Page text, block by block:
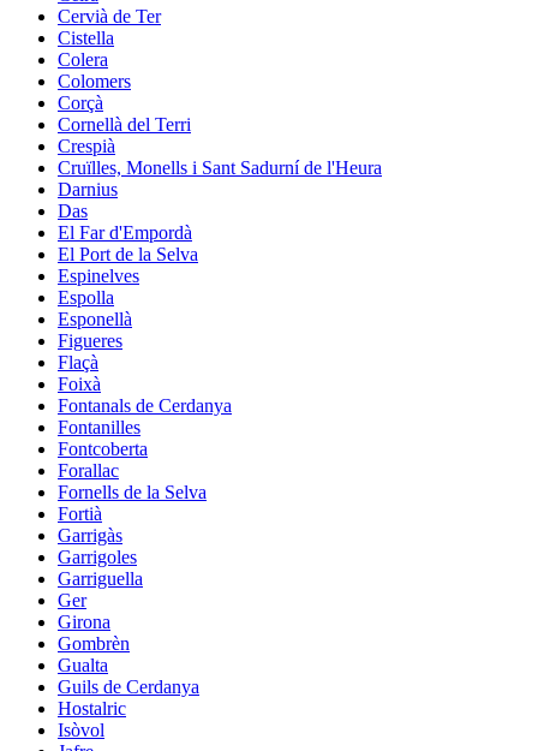
Cervià de Ter
Cistella
Colera
Colomers
Corçà
Cornellà del Terri
Crespià
Cruïlles, Monells i Sant Sadurní de l'Heura
Darnius
Das
El Far d'Empordà
El Port de la Selva
Espinelves
Espolla
Esponellà
Figueres
Flaçà
Foixà
Fontanals de Cerdanya
Fontanilles
Fontcoberta
Forallac
Fornells de la Selva
Fortià
Garrigàs
Garrigoles
Garriguella
Ger
Girona
Gombrèn
Gualta
Guils de Cerdanya
Hostalric
Isòvol